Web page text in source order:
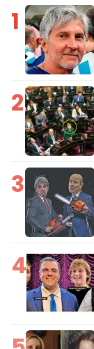
1
2
3
4